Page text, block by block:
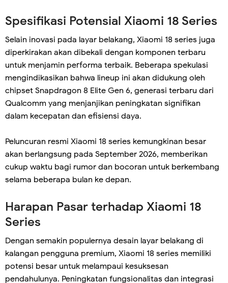
Spesifikasi Potensial Xiaomi 18 Series
Selain inovasi pada layar belakang, Xiaomi 18 series juga
diperkirakan akan dibekali dengan komponen terbaru
untuk menjamin performa terbaik. Beberapa spekulasi
mengindikasikan bahwa lineup ini akan didukung oleh
chipset Snapdragon 8 Elite Gen 6, generasi terbaru dari
Qualcomm yang menjanjikan peningkatan signifikan
dalam kecepatan dan efisiensi daya.
Peluncuran resmi Xiaomi 18 series kemungkinan besar
akan berlangsung pada September 2026, memberikan
cukup waktu bagi rumor dan bocoran untuk berkembang
selama beberapa bulan ke depan.
Harapan Pasar terhadap Xiaomi 18
Series
Dengan semakin populernya desain layar belakang di
kalangan pengguna premium, Xiaomi 18 series memiliki
potensi besar untuk melampaui kesuksesan
pendahulunya. Peningkatan fungsionalitas dan integrasi